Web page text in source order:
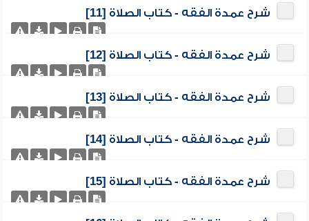
شرح عمدة الفقه - كتاب الصلاة [11]
شرح عمدة الفقه - كتاب الصلاة [12]
شرح عمدة الفقه - كتاب الصلاة [13]
شرح عمدة الفقه - كتاب الصلاة [14]
شرح عمدة الفقه - كتاب الصلاة [15]